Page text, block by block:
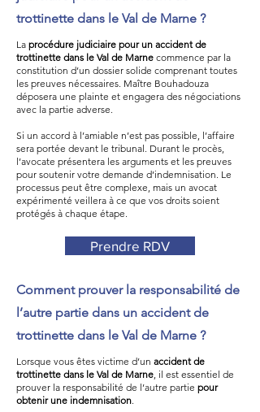
trottinette dans le Val de Marne ?
La procédure judiciaire pour un accident de
trottinette dans le Val de Marne commence par la
constitution d’un dossier solide comprenant toutes
les preuves nécessaires. Maître Bouhadouza
déposera une plainte et engagera des négociations
avec la partie adverse.
Si un accord à l’amiable n’est pas possible, l’affaire
sera portée devant le tribunal. Durant le procès,
l’avocate présentera les arguments et les preuves
pour soutenir votre demande d’indemnisation. Le
processus peut être complexe, mais un avocat
expérimenté veillera à ce que vos droits soient
protégés à chaque étape.
Prendre RDV
Comment prouver la responsabilité de
l’autre partie dans un accident de
trottinette dans le Val de Marne ?
Lorsque vous êtes victime d’un accident de
trottinette dans le Val de Marne, il est essentiel de
prouver la responsabilité de l’autre partie pour
obtenir une indemnisation.